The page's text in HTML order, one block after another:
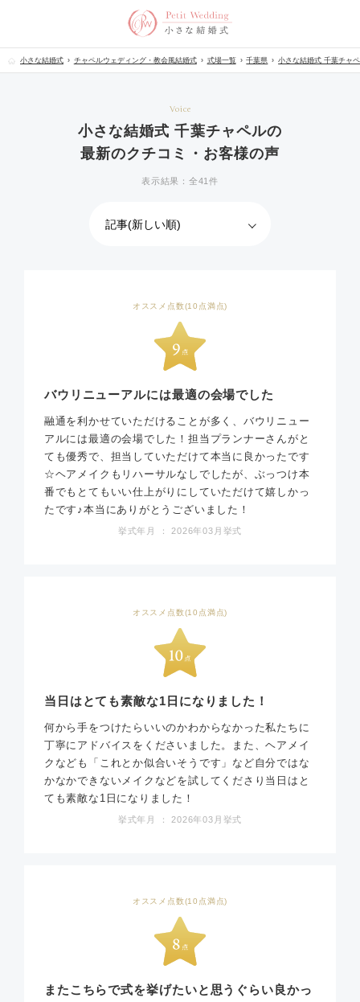
小さな結婚式 チャペルウェディング・教会風結婚式 式場一覧 千葉県 小さな結婚式 千葉チャ
Voice
小さな結婚式 千葉チャペルの
最新のクチコミ・お客様の声
表示結果：全41件
オススメ点数(10点満点)
バウリニューアルには最適の会場でした
融通を利かせていただけることが多く、バウリニュー
アルには最適の会場でした！担当プランナーさんがと
ても優秀で、担当していただけて本当に良かったです
☆ヘアメイクもリハーサルなしでしたが、ぶっつけ本
番でもとてもいい仕上がりにしていただけて嬉しかっ
たです♪本当にありがとうございました！
挙式年月 ： 2026年03月挙式
オススメ点数(10点満点)
当日はとても素敵な1日になりました！
何から手をつけたらいいのかわからなかった私たちに
丁寧にアドバイスをくださいました。また、ヘアメイ
クなども「これとか似合いそうです」など自分ではな
かなかできないメイクなどを試してくださり当日はと
ても素敵な1日になりました！
挙式年月 ： 2026年03月挙式
オススメ点数(10点満点)
またこちらで式を挙げたいと思うぐらい良かっ